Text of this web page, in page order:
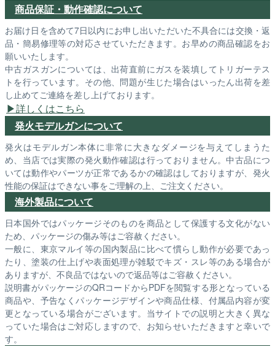
商品保証・動作確認について
お届け日を含めて7日以内にお申し出いただいた不具合には交換・返
品・簡易修理等の対応させていただきます。お早めの商品確認をお
願いいたします。
中古ガスガンについては、出荷直前にガスを装填してトリガーテス
トを行っています。その他、問題が生じた場合はいったん出荷を差
し止めてご連絡を差し上げております。
詳しくはこちら
発火モデルガンについて
発火はモデルガン本体に非常に大きなダメージを与えてしまうた
め、当店では実際の発火動作確認は行っておりません。中古品につ
いては動作やパーツが正常であるかの確認はしておりますが、発火
性能の保証はできない事をご理解の上、ご注文ください。
海外製品について
日本国外ではパッケージそのものを商品として保護する文化がない
ため、パッケージの傷み等はご容赦ください。
一般に、東京マルイ等の国内製品に比べて慣らし動作が必要であっ
たり、塗装の仕上げや表面処理が雑駁でキズ・スレ等のある場合が
ありますが、不良品ではないので返品等はご容赦ください。
説明書がパッケージのQRコードからPDFを閲覧する形となっている
商品や、予告なくパッケージデザインや商品仕様、付属品内容が変
更となっている場合がございます。当サイトでの説明と大きく異な
っていた場合はご対応しますので、お知らせいただきますと幸いで
す。